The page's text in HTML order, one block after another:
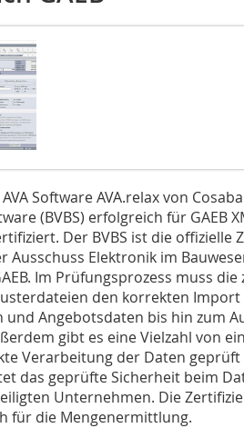
Software AVA.relax von
(BVBS) erfolgreich für GAEB
Der BVBS ist die
Ausschuss Elektronik im
Im Prüfungsprozess muss
den korrekten
und Angebotsdaten bis hin zum
gibt es eine Vielzahl von
Verarbeitung der Daten geprüft
das geprüfte Sicherheit beim
Unternehmen. Die
für die Mengenermittlung.